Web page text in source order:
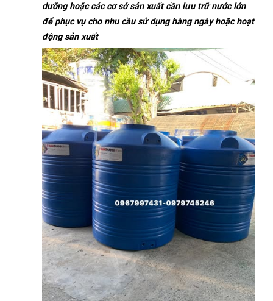
dưỡng hoặc các cơ sở sản xuất cần lưu trữ nước lớn
để phục vụ cho nhu cầu sử dụng hàng ngày hoặc hoạt
động sản xuất